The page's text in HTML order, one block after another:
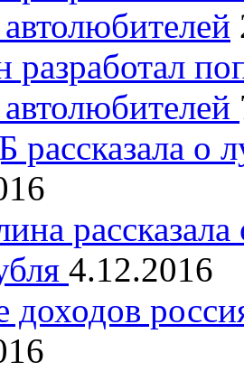
рассказала о
4.12.2016
доходов